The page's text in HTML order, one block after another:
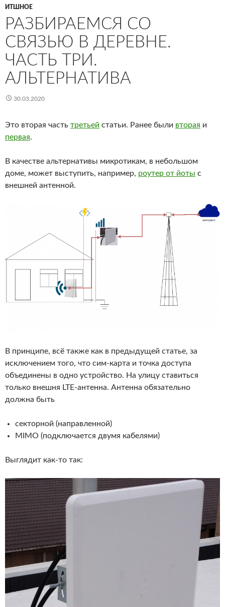
ИТШНОЕ
РАЗБИРАЕМСЯ СО
СВЯЗЬЮ В ДЕРЕВНЕ.
ЧАСТЬ ТРИ.
АЛЬТЕРНАТИВА
30.03.2020
Это вторая часть третьей статьи. Ранее были вторая и
первая.
В качестве альтернативы микротикам, в небольшом
доме, может выступить, например, роутер от йоты с
внешней антенной.
В принципе, всё также как в предыдущей статье, за
исключением того, что сим-карта и точка доступа
объединены в одно устройство. На улицу ставиться
только внешня LTE-антенна. Антенна обязательно
должна быть
секторной (направленной)
MIMO (подключается двумя кабелями)
Выглядит как-то так: